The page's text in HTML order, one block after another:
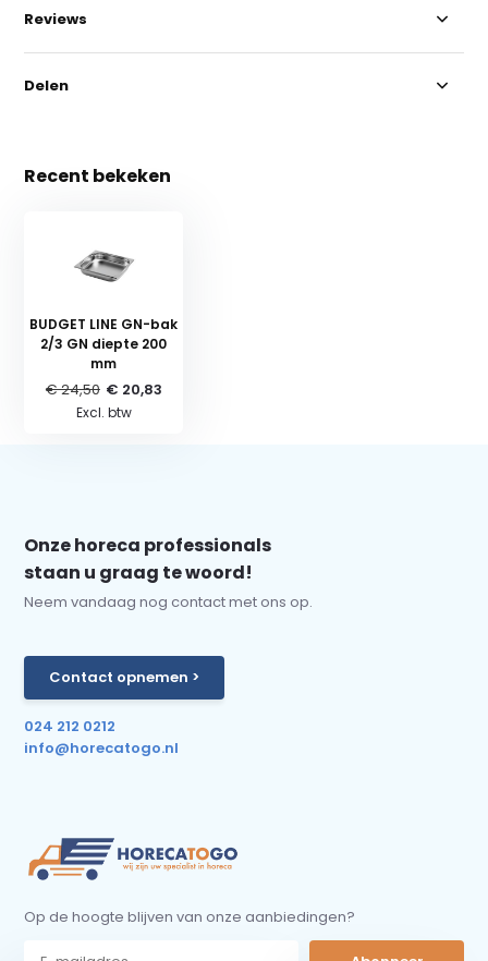
Reviews
Delen
Recent bekeken
BUDGET LINE GN-bak
2/3 GN diepte 200
mm
€ 24,50 € 20,83
Excl. btw
Onze horeca professionals
staan u graag te woord!
Neem vandaag nog contact met ons op.
Contact opnemen >
024 212 0212
info@horecatogo.nl
Op de hoogte blijven van onze aanbiedingen?